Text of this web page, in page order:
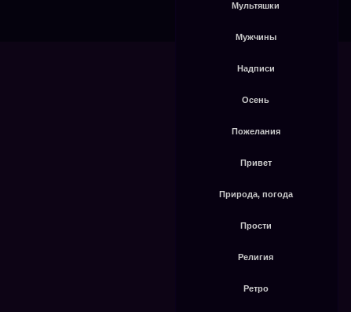
Мультяшки
Мужчины
Надписи
Осень
Пожелания
Привет
Природа, погода
Прости
Религия
Ретро